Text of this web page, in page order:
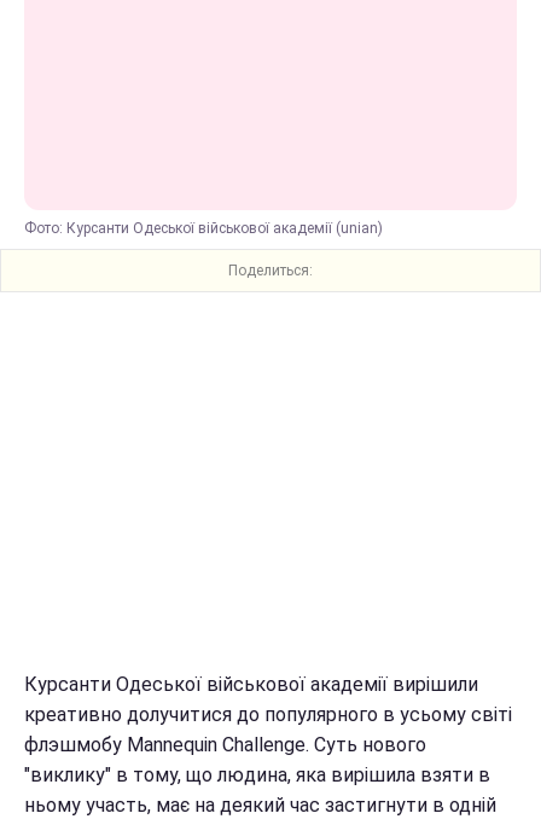
Фото: Курсанти Одеської військової академії (unian)
Поделиться:
Курсанти Одеської військової академії вирішили
креативно долучитися до популярного в усьому світі
флэшмобу Mannequin Challenge. Суть нового
"виклику" в тому, що людина, яка вирішила взяти в
ньому участь, має на деякий час застигнути в одній